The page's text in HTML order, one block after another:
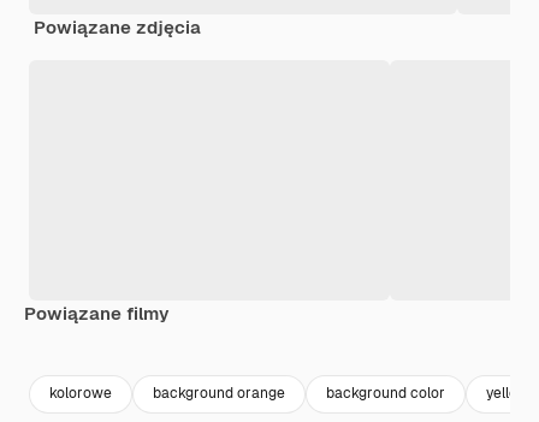
Powiązane zdjęcia
Powiązane filmy
kolorowe background orange background color yellow